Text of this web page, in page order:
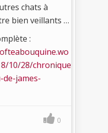
chats à
bien veillants …
:
10/28/chronique
james-
0